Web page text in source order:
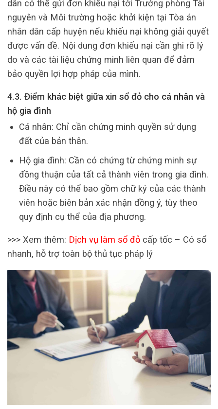
dân có thể gửi đơn khiếu nại tới Trưởng phòng Tài
nguyên và Môi trường hoặc khởi kiện tại Tòa án
nhân dân cấp huyện nếu khiếu nại không giải quyết
được vấn đề. Nội dung đơn khiếu nại cần ghi rõ lý
do và các tài liệu chứng minh liên quan để đảm
bảo quyền lợi hợp pháp của mình.
4.3. Điểm khác biệt giữa xin sổ đỏ cho cá nhân và
hộ gia đình
Cá nhân: Chỉ cần chứng minh quyền sử dụng
đất của bản thân.
Hộ gia đình: Cần có chứng từ chứng minh sự
đồng thuận của tất cả thành viên trong gia đình.
Điều này có thể bao gồm chữ ký của các thành
viên hoặc biên bản xác nhận đồng ý, tùy theo
quy định cụ thể của địa phương.
>>> Xem thêm: Dịch vụ làm sổ đỏ cấp tốc – Có sổ
nhanh, hỗ trợ toàn bộ thủ tục pháp lý